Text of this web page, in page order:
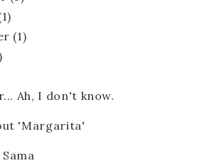
(1)
Ah, I don't know.
'Margarita'